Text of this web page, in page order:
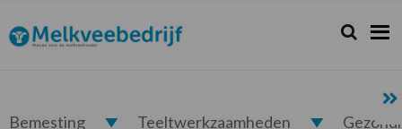
de
hoofdnavigatie
de
hoofd
de
eerste
de
voettekst
Melkveebedrijf.nl Zoeken...
Zoek
Bemesting Teeltwerkzaamheden